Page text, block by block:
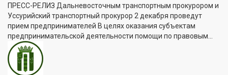
ПРЕСС-РЕЛИЗ Дальневосточным транспортным прокурором и
Уссурийский транспортный прокурор 2 декабря проведут
прием предпринимателей В целях оказания субъектам
предпринимательской деятельности помощи по правовым...